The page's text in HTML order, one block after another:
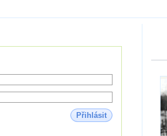
Přihlásit